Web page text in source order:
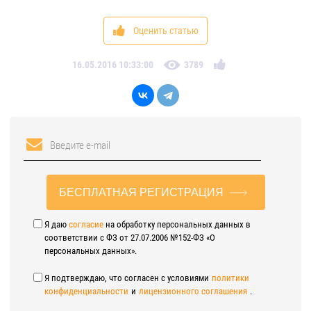
Оценить статью
16.05.2016 10:33:00 3789
БЕСПЛАТНАЯ РЕГИСТРАЦИЯ
Я даю согласие на обработку персональных данных в
соответствии с ФЗ от 27.07.2006 №152-ФЗ «О
персональных данных».
Я подтверждаю, что согласен с условиями политики
конфиденциальности и лицензионного соглашения .